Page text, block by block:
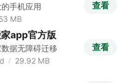
手机应用
MB
查看
app官方版
据无障碍迁移
29.92 MB
查看